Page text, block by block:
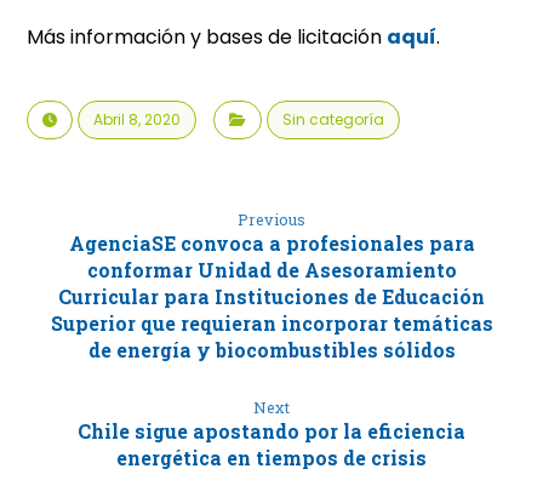
Más información y bases de licitación aquí.
Abril 8, 2020 Sin categoría
Previous
AgenciaSE convoca a profesionales para
conformar Unidad de Asesoramiento
Curricular para Instituciones de Educación
Superior que requieran incorporar temáticas
de energía y biocombustibles sólidos
Next
Chile sigue apostando por la eficiencia
energética en tiempos de crisis